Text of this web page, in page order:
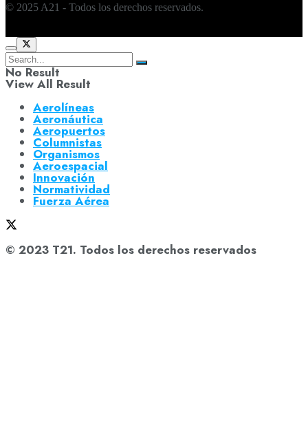
© 2025 A21 - Todos los derechos reservados.
No Result
View All Result
Aerolíneas
Aeronáutica
Aeropuertos
Columnistas
Organismos
Aeroespacial
Innovación
Normatividad
Fuerza Aérea
© 2023 T21. Todos los derechos reservados